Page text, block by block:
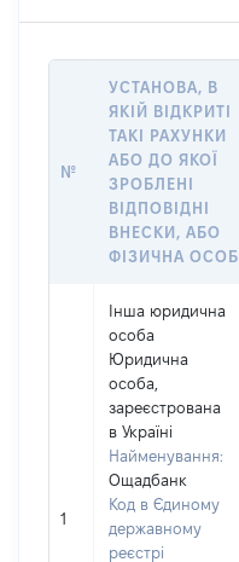
№
УСТАНОВА, В
ЯКІЙ ВІДКРИТІ
ТАКІ РАХУНКИ
АБО ДО ЯКОЇ
ЗРОБЛЕНІ
ВІДПОВІДНІ
ВНЕСКИ, АБО
ФІЗИЧНА
1
Інша юридична
особа
Юридична
особа,
зареєстрована
в Україні
Найменування:
Ощадбанк
Код в Єдиному
державному
реєстрі